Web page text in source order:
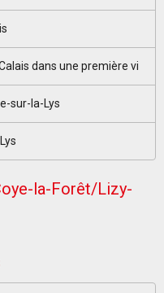
dans une première vi
sur-la-Lys
la-Forêt/Lizy-